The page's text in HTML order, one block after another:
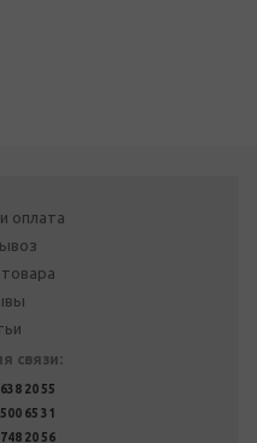
оплата
связи:
20 55
65 31
20 56